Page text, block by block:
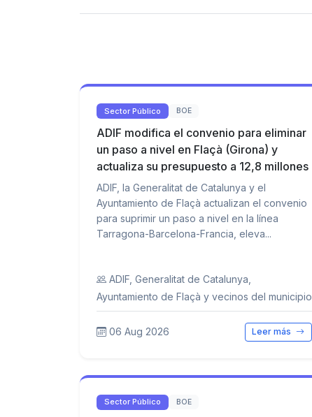
Sector Público BOE
ADIF modifica el convenio para eliminar
un paso a nivel en Flaçà (Girona) y
actualiza su presupuesto a 12,8 millones
ADIF, la Generalitat de Catalunya y el
Ayuntamiento de Flaçà actualizan el convenio
para suprimir un paso a nivel en la línea
Tarragona-Barcelona-Francia, eleva...
ADIF, Generalitat de Catalunya,
Ayuntamiento de Flaçà y vecinos del municipio
06 Aug 2026 Leer más
Sector Público BOE